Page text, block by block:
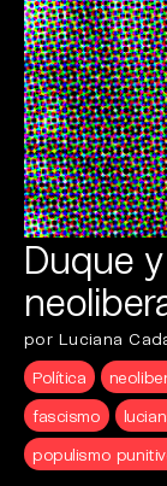
Duque
por Luciana
Política
fascismo
populismo